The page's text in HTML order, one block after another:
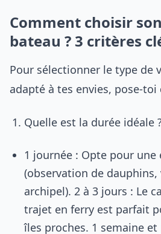
Comment choisir
bateau ? 3 critères
Pour sélectionner le type de
adapté à tes envies, pose-toi
Quelle est la durée idéale
1 journée : Opte pour
(observation de dauphins,
archipel). 2 à 3 jours : Le
trajet en ferry est parfait
îles proches. 1 semaine